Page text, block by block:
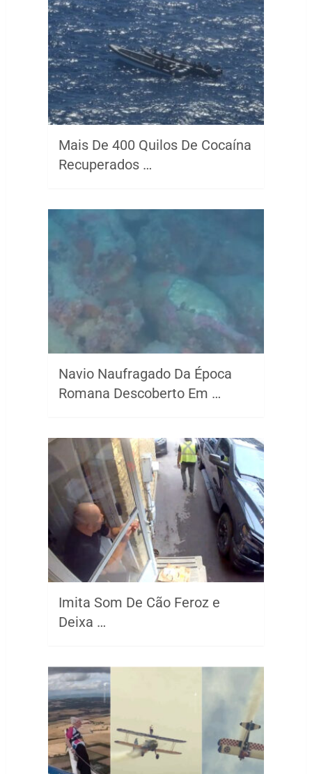
Mais De 400 Quilos De Cocaína
Recuperados …
Navio Naufragado Da Época
Romana Descoberto Em …
Imita Som De Cão Feroz e
Deixa …